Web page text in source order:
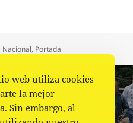
Categorías
Nacional, Portada
municipios de
abatir la
el desarrollo
web utiliza cookies
la mejor
Sin embargo, al